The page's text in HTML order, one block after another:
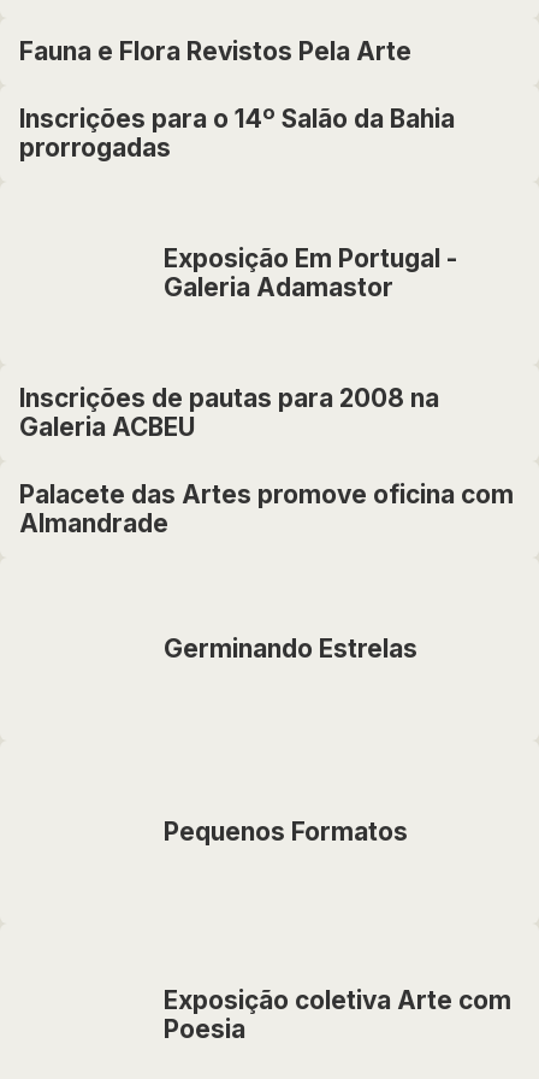
Fauna e Flora Revistos Pela Arte
Inscrições para o 14º Salão da Bahia
prorrogadas
Exposição Em Portugal -
Galeria Adamastor
Inscrições de pautas para 2008 na
Galeria ACBEU
Palacete das Artes promove oficina com
Almandrade
Germinando Estrelas
Pequenos Formatos
Exposição coletiva Arte com
Poesia